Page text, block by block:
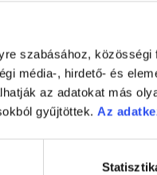
szabásához,
média-, hirdető- és
az adatokat más
gyűjtöttek. Az
egyáltalán nincs és
ahogy a legtöbb
helyezik, mint a fertőzés